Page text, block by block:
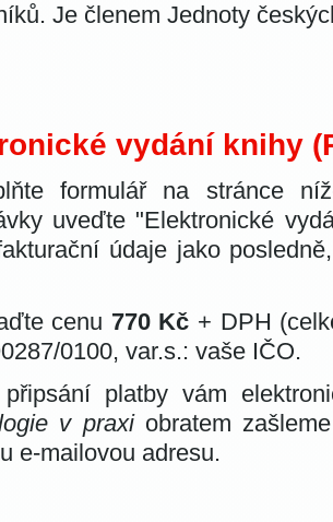
Je členem Jednoty
vydání knihy
formulář na stránce
uveďte "Elektronické
údaje jako
cenu 770 Kč + DPH
0100, var.s.: vaše IČO.
platby vám
v praxi obratem
e-mailovou adresu.